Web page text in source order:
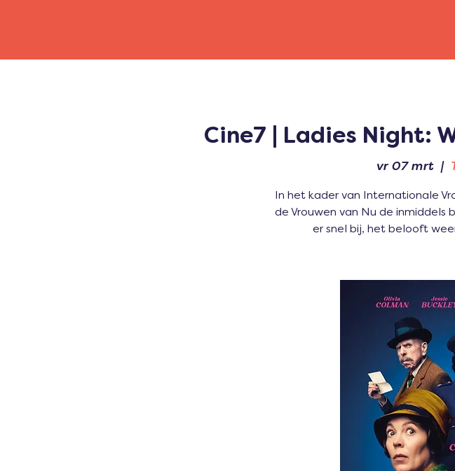
Cine7 | Ladies Night:
vr 07 mrt
  |
In het kader van Internationale
de Vrouwen van Nu de inmiddels
er snel bij, het belooft